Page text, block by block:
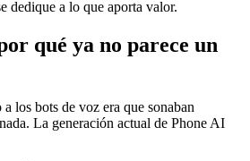
dedique a lo que aporta valor.
qué ya no parece un
los bots de voz era que sonaban
La generación actual de Phone AI